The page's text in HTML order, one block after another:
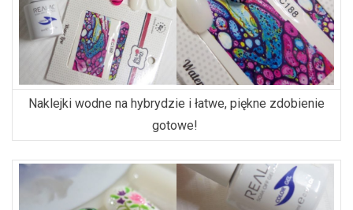
Naklejki wodne na hybrydzie i łatwe, piękne zdobienie
gotowe!